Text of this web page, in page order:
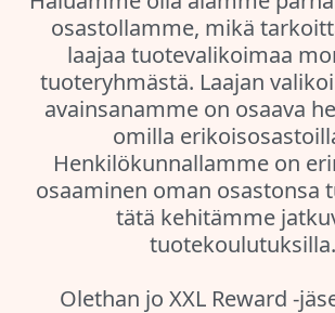
osastollamme, mikä
laajaa tuotevalikoimaa
tuoteryhmästä. Laajan
avainsanamme on osaava
omilla
Henkilökunnallamme on
osaaminen oman osastonsa
tätä kehitämme
tuotekoulutuksilla.
Olethan jo XXL Reward -